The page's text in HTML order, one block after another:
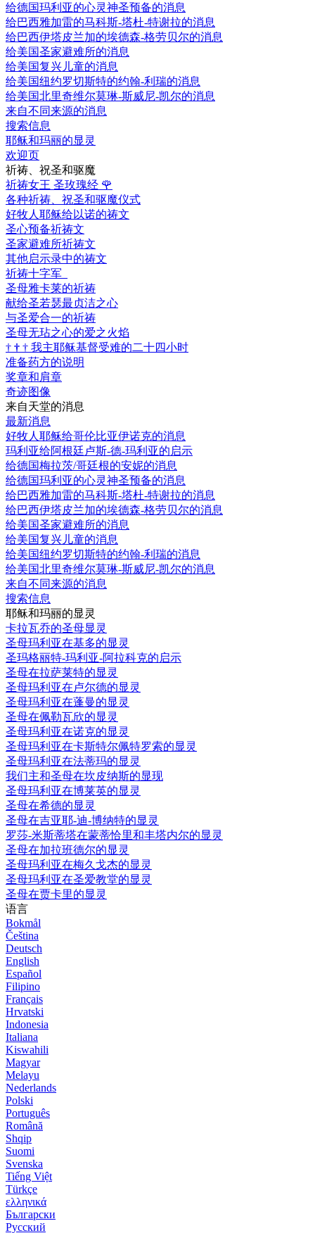
给德国玛利亚的心灵神圣预备的消息
给巴西雅加雷的马科斯-塔杜-特谢拉的消息
给巴西伊塔皮兰加的埃德森-格劳贝尔的消息
给美国圣家避难所的消息
给美国复兴儿童的消息
给美国纽约罗切斯特的约翰-利瑞的消息
给美国北里奇维尔莫琳-斯威尼-凯尔的消息
来自不同来源的消息
搜索信息
耶稣和玛丽的显灵
欢迎页
祈祷、祝圣和驱魔
祈祷女王 圣玫瑰经 🌹
各种祈祷、祝圣和驱魔仪式
好牧人耶稣给以诺的祷文
圣心预备祈祷文
圣家避难所祈祷文
其他启示录中的祷文
祈祷十字军
圣母雅卡莱的祈祷
献给圣若瑟最贞洁之心
与圣爱合一的祈祷
圣母无玷之心的爱之火焰
† † † 我主耶稣基督受难的二十四小时
准备药方的说明
奖章和肩章
奇迹图像
来自天堂的消息
最新消息
好牧人耶稣给哥伦比亚伊诺克的消息
玛利亚给阿根廷卢斯-德-玛利亚的启示
给德国梅拉茨/哥廷根的安妮的消息
给德国玛利亚的心灵神圣预备的消息
给巴西雅加雷的马科斯-塔杜-特谢拉的消息
给巴西伊塔皮兰加的埃德森-格劳贝尔的消息
给美国圣家避难所的消息
给美国复兴儿童的消息
给美国纽约罗切斯特的约翰-利瑞的消息
给美国北里奇维尔莫琳-斯威尼-凯尔的消息
来自不同来源的消息
搜索信息
耶稣和玛丽的显灵
卡拉瓦乔的圣母显灵
圣母玛利亚在基多的显灵
圣玛格丽特-玛利亚-阿拉科克的启示
圣母在拉萨莱特的显灵
圣母玛利亚在卢尔德的显灵
圣母玛利亚在蓬曼的显灵
圣母在佩勒瓦欣的显灵
圣母玛利亚在诺克的显灵
圣母玛利亚在卡斯特尔佩特罗索的显灵
圣母玛利亚在法蒂玛的显灵
我们主和圣母在坎皮纳斯的显现
圣母玛利亚在博莱英的显灵
圣母在希德的显灵
圣母在吉亚耶-迪-博纳特的显灵
罗莎-米斯蒂塔在蒙蒂恰里和丰塔内尔的显灵
圣母在加拉班德尔的显灵
圣母玛利亚在梅久戈杰的显灵
圣母玛利亚在圣爱教堂的显灵
圣母在贾卡里的显灵
语言
Bokmål
Čeština
Deutsch
English
Español
Filipino
Français
Hrvatski
Indonesia
Italiana
Kiswahili
Magyar
Melayu
Nederlands
Polski
Português
Română
Shqip
Suomi
Svenska
Tiếng Việt
Türkçe
ελληνικά
Български
Русский